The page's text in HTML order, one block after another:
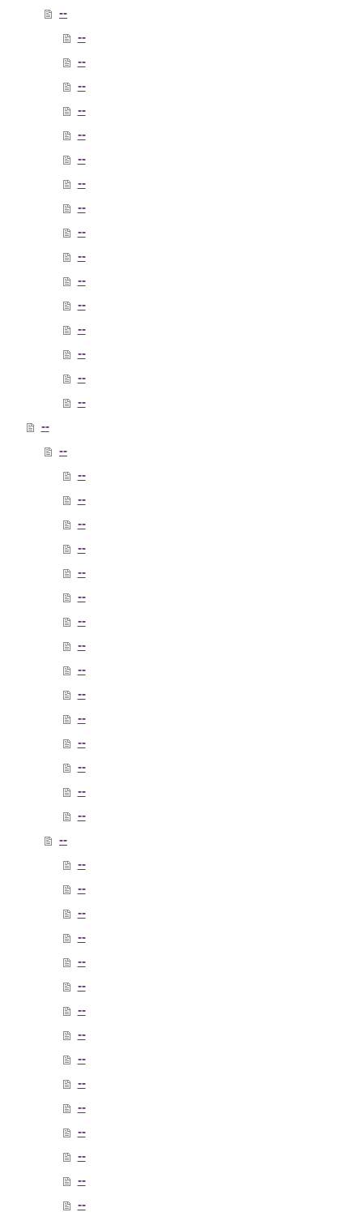
--
--
--
--
--
--
--
--
--
--
--
--
--
--
--
--
--
--
--
--
--
--
--
--
--
--
--
--
--
--
--
--
--
--
--
--
--
--
--
--
--
--
--
--
--
--
--
--
--
--